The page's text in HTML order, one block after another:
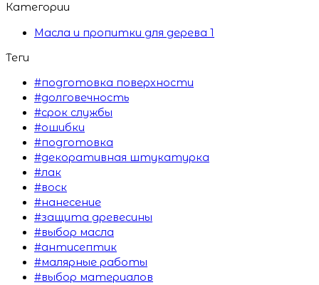
Категории
Масла и пропитки для дерева 1
Теги
#подготовка поверхности
#долговечность
#срок службы
#ошибки
#подготовка
#декоративная штукатурка
#лак
#воск
#нанесение
#защита древесины
#выбор масла
#антисептик
#малярные работы
#выбор материалов